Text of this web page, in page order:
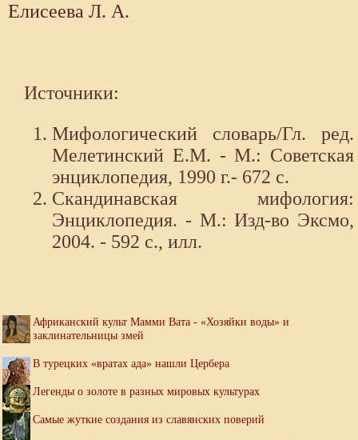
Елисеева Л. А.
Источники:
Мифологический словарь/Гл. ред.
Мелетинский Е.М. - М.: Советская
энциклопедия, 1990 г.- 672 с.
Скандинавская мифология:
Энциклопедия. - М.: Изд-во Эксмо,
2004. - 592 с., илл.
Африканский культ Мамми Вата - «Хозяйки воды» и
заклинательницы змей
В турецких «вратах ада» нашли Цербера
Легенды о золоте в разных мировых культурах
Самые жуткие создания из славянских поверий